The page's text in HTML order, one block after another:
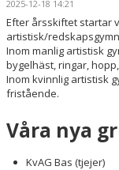
FÖR DIG SOM ÄR
FÖR DIG SOM ÄR
HALLSCHEMA VT2026
MAJVOLTEN
2025-12-18 14:21
Efter årsskiftet startar
artistisk/
Inom manlig artistisk
bygelhäst, ringar,
Inom kvinnlig artistisk
fristående.
Våra nya
KvAG Bas (tjejer)